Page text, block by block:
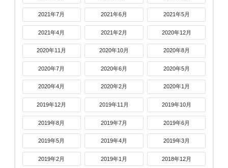
2021年7月 2021年6月 2021年5月
2021年4月 2021年2月 2020年12月
2020年11月 2020年10月 2020年8月
2020年7月 2020年6月 2020年5月
2020年4月 2020年2月 2020年1月
2019年12月 2019年11月 2019年10月
2019年8月 2019年7月 2019年6月
2019年5月 2019年4月 2019年3月
2019年2月 2019年1月 2018年12月